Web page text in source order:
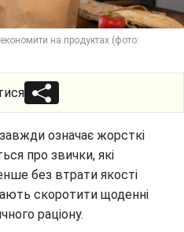
на продуктах (фото:
означає жорсткі
про звички, які
без втрати якості
скоротити щоденні
раціону.